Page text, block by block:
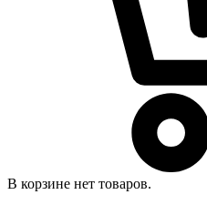
В корзине нет товаров.